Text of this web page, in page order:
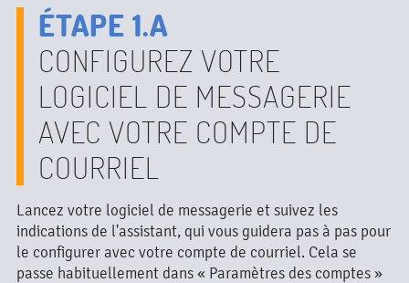
ÉTAPE 1.A
CONFIGUREZ VOTRE
LOGICIEL DE MESSAGERIE
AVEC VOTRE COMPTE DE
COURRIEL
Lancez votre logiciel de messagerie et suivez les
indications de l'assistant, qui vous guidera pas à pas pour
le configurer avec votre compte de courriel. Cela se
passe habituellement dans « Paramètres des comptes »